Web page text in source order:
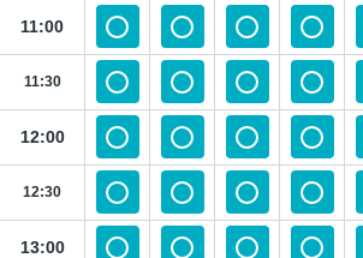
11:00
11:30
12:00
12:30
13:00